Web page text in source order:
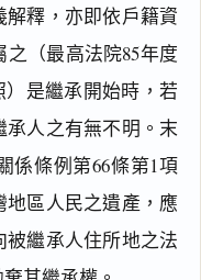
釋，亦即依戶籍資
（最高法院85年度
）是繼承開始時，若
人之有無不明。末
係條例第66條第1項
區人民之遺產，應
繼承人住所地之法